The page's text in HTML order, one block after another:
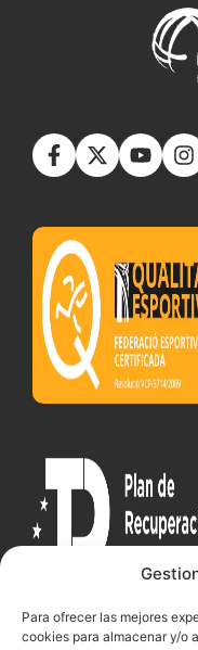
Para ofrecer las mejores
cookies para almacenar y/o